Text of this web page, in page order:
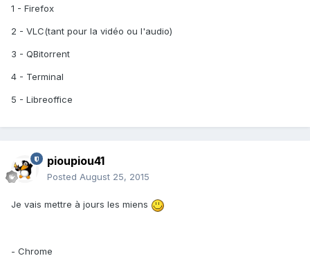
1 - Firefox
2 - VLC(tant pour la vidéo ou l'audio)
3 - QBitorrent
4 - Terminal
5 - Libreoffice
pioupiou41
Posted August 25, 2015
Je vais mettre à jours les miens
- Chrome